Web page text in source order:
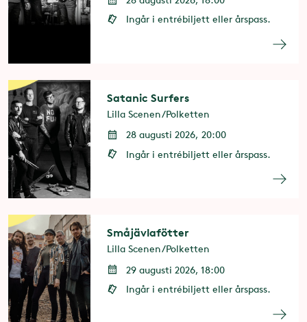
Ingår i entrébiljett eller årspass.
Satanic Surfers
Lilla Scenen/Polketten
28 augusti 2026, 20:00
Ingår i entrébiljett eller årspass.
Småjävlafötter
Lilla Scenen/Polketten
29 augusti 2026, 18:00
Ingår i entrébiljett eller årspass.